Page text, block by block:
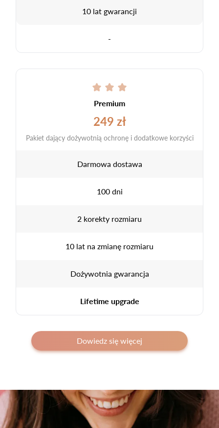
10 lat gwarancji
-
Premium
249 zł
Pakiet dający dożywotnią ochronę i dodatkowe korzyści
Darmowa dostawa
100 dni
2 korekty rozmiaru
10 lat na zmianę rozmiaru
Dożywotnia gwarancja
Lifetime upgrade
Dowiedz się więcej